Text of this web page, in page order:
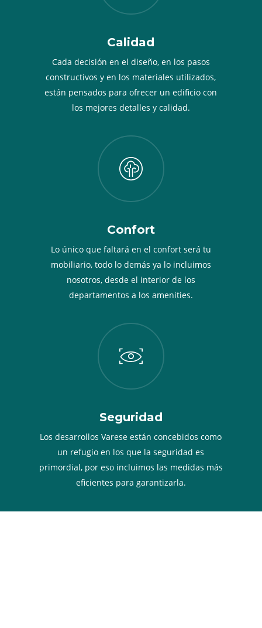
Calidad
Cada decisión en el diseño, en los pasos
constructivos y en los materiales utilizados,
están pensados para ofrecer un edificio con
los mejores detalles y calidad.
Confort
Lo único que faltará en el confort será tu
mobiliario, todo lo demás ya lo incluimos
nosotros, desde el interior de los
departamentos a los amenities.
Seguridad
Los desarrollos Varese están concebidos como
un refugio en los que la seguridad es
primordial, por eso incluimos las medidas más
eficientes para garantizarla.